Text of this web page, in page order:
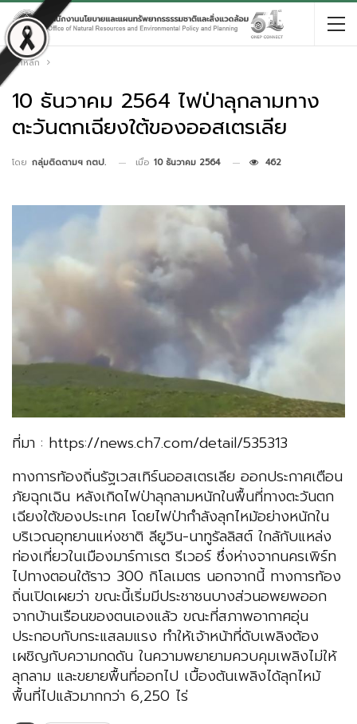
หน้าหลัก
10 ธันวาคม 2564 ไฟป่าลุกลามทาง
ตะวันตกเฉียงใต้ของออสเตรเลีย
โดย กลุ่มติดตามฯ กตป. เมื่อ 10 ธันวาคม 2564 462
ที่มา : https://news.ch7.com/detail/535313
ทางการท้องถิ่นรัฐเวสเทิร์นออสเตรเลีย ออกประกาศเตือน
ภัยฉุกเฉิน หลังเกิดไฟป่าลุกลามหนักในพื้นที่ทางตะวันตก
เฉียงใต้ของประเทศ โดยไฟป่ากำลังลุกไหม้อย่างหนักใน
บริเวณอุทยานแห่งชาติ ลียูวิน-นาทูรัลลิสต์ ใกล้กับแหล่ง
ท่องเที่ยวในเมืองมาร์กาเรต รีเวอร์ ซึ่งห่างจากนครเพิร์ท
ไปทางตอนใต้ราว 300 กิโลเมตร นอกจากนี้ ทางการท้อง
ถิ่นเปิดเผยว่า ขณะนี้เริ่มมีประชาชนบางส่วนอพยพออก
จากบ้านเรือนของตนเองแล้ว ขณะที่สภาพอากาศอุ่น
ประกอบกับกระแสลมแรง ทำให้เจ้าหน้าที่ดับเพลิงต้อง
เผชิญกับความกดดัน ในความพยายามควบคุมเพลิงไม่ให้
ลุกลาม และขยายพื้นที่ออกไป เบื้องต้นเพลิงได้ลุกไหม้
พื้นที่ไปแล้วมากกว่า 6,250 ไร่